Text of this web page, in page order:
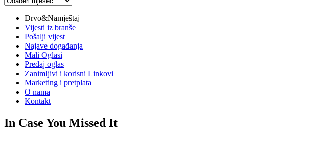
Drvo&Namještaj
Vijesti iz branše
Pošalji vijest
Najave događanja
Mali Oglasi
Predaj oglas
Zanimljivi i korisni Linkovi
Marketing i pretplata
O nama
Kontakt
In Case You Missed It